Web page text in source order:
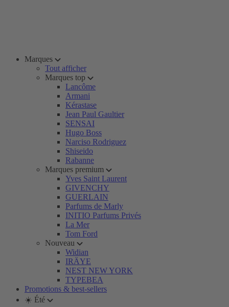
Marques
Tout afficher
Marques top
Lancôme
Armani
Kérastase
Jean Paul Gaultier
SENSAI
Hugo Boss
Narciso Rodriguez
Shiseido
Rabanne
Marques premium
Yves Saint Laurent
GIVENCHY
GUERLAIN
Parfums de Marly
INITIO Parfums Privés
La Mer
Tom Ford
Nouveau
Widian
IRÄYE
NEST NEW YORK
TYPEBEA
Promotions & best-sellers
☀️ Été